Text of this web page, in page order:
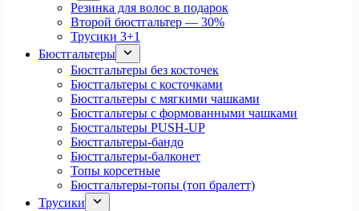
Резинка для волос в подарок
Второй бюстгальтер — 30%
Трусики 3+1
Бюстгальтеры
Бюстгальтеры без косточек
Бюстгальтеры с косточками
Бюстгальтеры с мягкими чашками
Бюстгальтеры с формованными чашками
Бюстгальтеры PUSH-UP
Бюстгальтеры-бандо
Бюстгальтеры-балконет
Топы корсетные
Бюстгальтеры-топы (топ бралетт)
Трусики